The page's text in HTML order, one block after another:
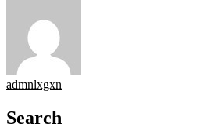
admnlxgxn
Search